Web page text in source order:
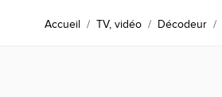
Accueil / TV, vidéo / Décodeur /